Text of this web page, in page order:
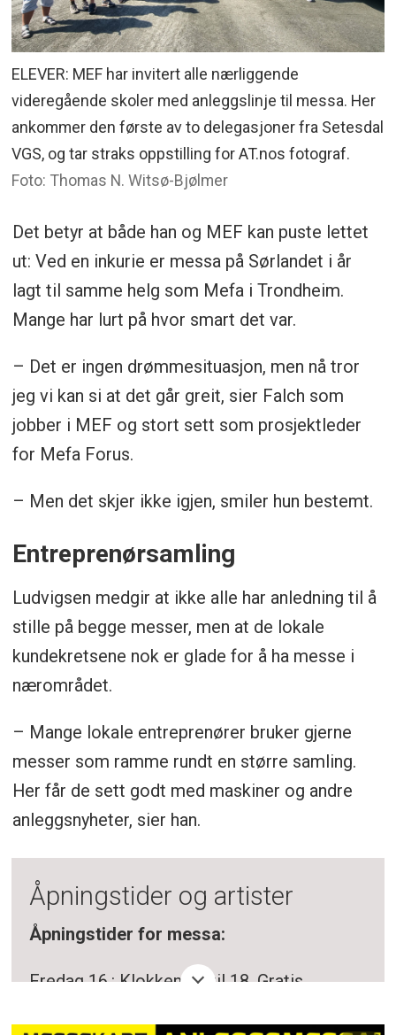
ELEVER: MEF har invitert alle nærliggende
videregående skoler med anleggslinje til messa. Her
ankommer den første av to delegasjoner fra Setesdal
VGS, og tar straks oppstilling for AT.nos fotograf.
Foto: Thomas N. Witsø-Bjølmer
Det betyr at både han og MEF kan puste lettet
ut: Ved en inkurie er messa på Sørlandet i år
lagt til samme helg som Mefa i Trondheim.
Mange har lurt på hvor smart det var.
– Det er ingen drømmesituasjon, men nå tror
jeg vi kan si at det går greit, sier Falch som
jobber i MEF og stort sett som prosjektleder
for Mefa Forus.
– Men det skjer ikke igjen, smiler hun bestemt.
Entreprenørsamling
Ludvigsen medgir at ikke alle har anledning til å
stille på begge messer, men at de lokale
kundekretsene nok er glade for å ha messe i
nærområdet.
– Mange lokale entreprenører bruker gjerne
messer som ramme rundt en større samling.
Her får de sett godt med maskiner og andre
anleggsnyheter, sier han.
Åpningstider og artister
Åpningstider for messa:
Fredag 16.: Klokken 11 til 18, Gratis